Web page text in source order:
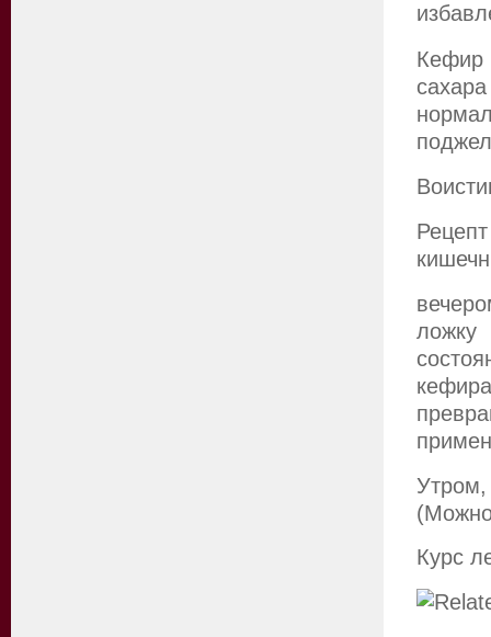
Кефир
ложку
Утром,
Курс